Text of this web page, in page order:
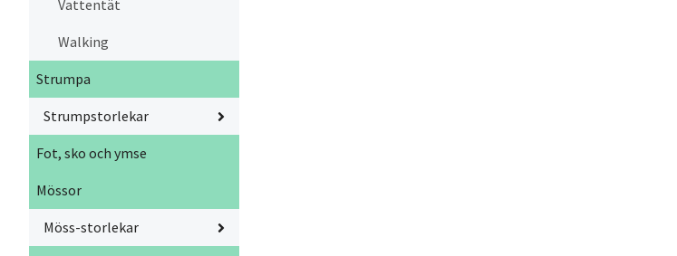
Vattentät
Walking
Strumpa
Strumpstorlekar
Fot, sko och ymse
Mössor
Möss-storlekar